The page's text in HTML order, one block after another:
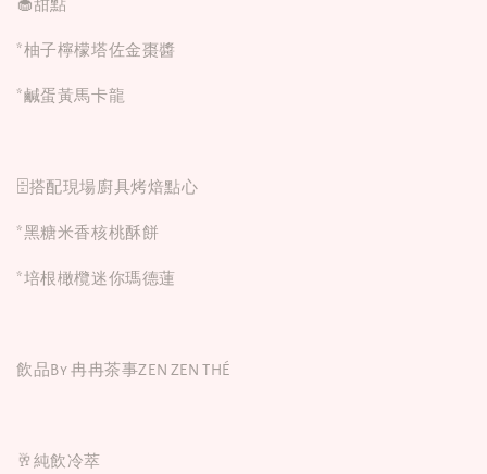
🧁甜點
*柚子檸檬塔佐金棗醬
*鹹蛋黃馬卡龍
🗄️搭配現場廚具烤焙點心
*黑糖米香核桃酥餅
*培根橄欖迷你瑪德蓮
飲品By 冉冉茶事ZEN ZEN THÉ
🥂純飲冷萃